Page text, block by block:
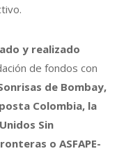
y realizado
de fondos con
de Bombay,
Colombia, la
Sin
o ASFAPE-